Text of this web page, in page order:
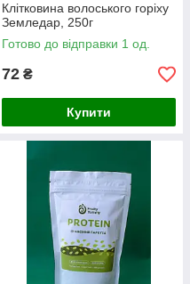
Клітковина волоського горіху
Земледар, 250г
Готово до відправки 1 од.
72 ₴
Купити